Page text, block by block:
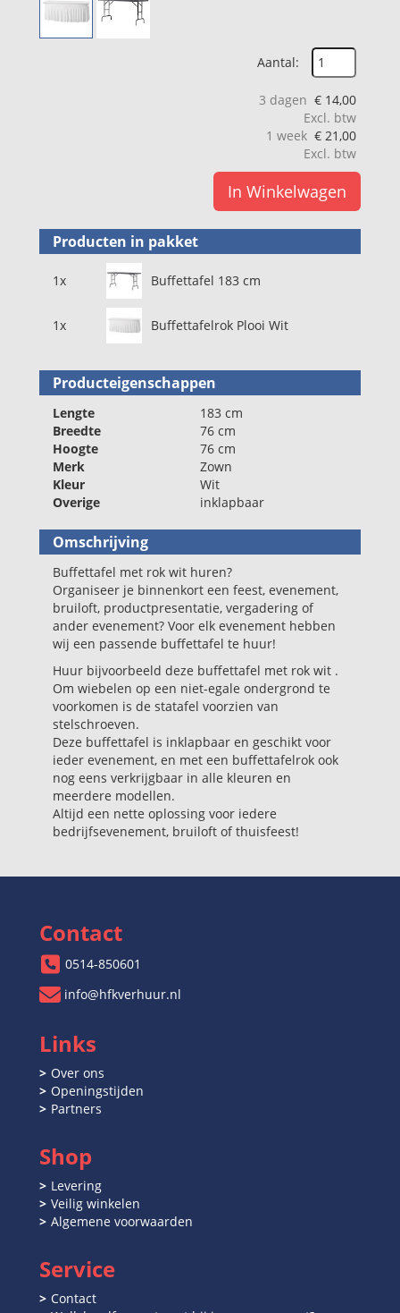
Aantal:
3 dagen € 14,00
Excl. btw
1 week € 21,00
Excl. btw
In Winkelwagen
Producten in pakket
1x Buffettafel 183 cm
1x Buffettafelrok Plooi Wit
Producteigenschappen
Lengte
183 cm
Breedte
76 cm
Hoogte
76 cm
Merk
Zown
Kleur
Wit
Overige
inklapbaar
Omschrijving
Buffettafel met rok wit huren?
Organiseer je binnenkort een feest, evenement,
bruiloft, productpresentatie, vergadering of
ander evenement? Voor elk evenement hebben
wij een passende buffettafel te huur!
Huur bijvoorbeeld deze buffettafel met rok wit .
Om wiebelen op een niet-egale ondergrond te
voorkomen is de statafel voorzien van
stelschroeven.
Deze buffettafel is inklapbaar en geschikt voor
ieder evenement, en met een buffettafelrok ook
nog eens verkrijgbaar in alle kleuren en
meerdere modellen.
Altijd een nette oplossing voor iedere
bedrijfsevenement, bruiloft of thuisfeest!
Contact
0514-850601
info@hfkverhuur.nl
Links
Over ons
Openingstijden
Partners
Shop
Levering
Veilig winkelen
Algemene voorwaarden
Service
Contact